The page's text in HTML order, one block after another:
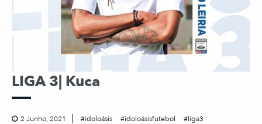
LIGA 3| Kuca
2 Junho, 2021 idoloásis idoloásisfutebol
liga3